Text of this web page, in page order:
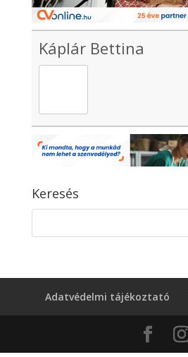
Káplár Bettina
Keresés
Adatvédelmi tájékoztató